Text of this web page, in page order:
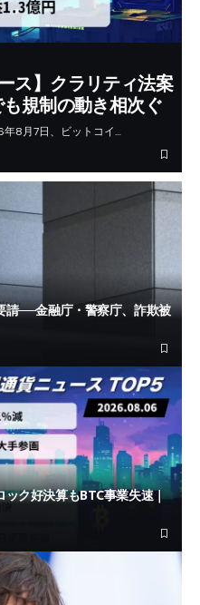
ス】クラリティ法案
規制の動き相次ぐ
8月7日、ビットコイ…
請──金融庁・警察庁、詐欺被
ク好決算もBTC事業失速｜